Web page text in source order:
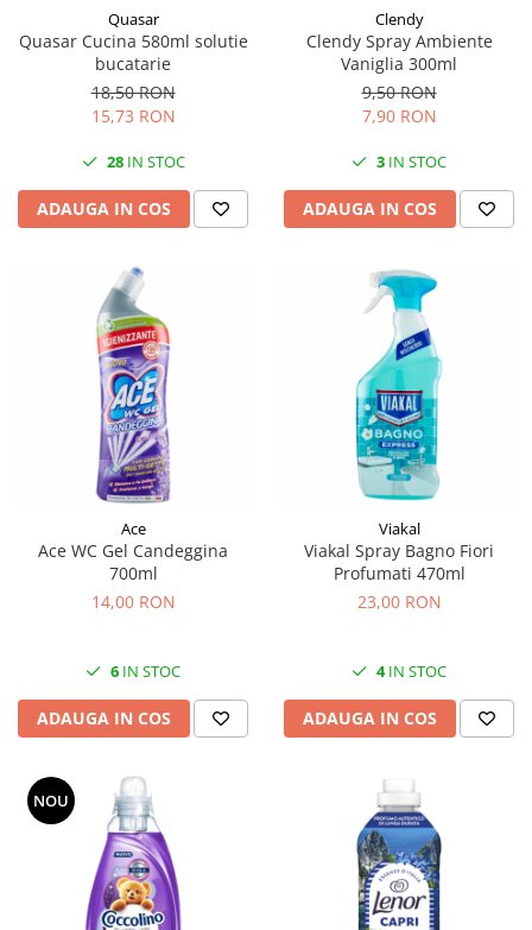
Quasar
Quasar Cucina 580ml solutie
bucatarie
18,50 RON
15,73 RON
28IN STOC
ADAUGA IN COS
Clendy
Clendy Spray Ambiente
Vaniglia 300ml
9,50 RON
7,90 RON
3 IN STOC
ADAUGA IN COS
Ace
Ace WC Gel Candeggina
700ml
14,00 RON
6 IN STOC
ADAUGA IN COS
Viakal
Viakal Spray Bagno Fiori
Profumati 470ml
23,00 RON
4IN STOC
ADAUGA IN COS
NOU